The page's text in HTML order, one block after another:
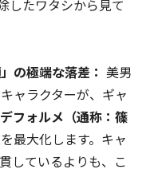
したワタシから見て
の極端な落差： 美男
ャラクターが、ギャ
デフォルメ（通称：篠
最大化します。キャ
しているよりも、こ